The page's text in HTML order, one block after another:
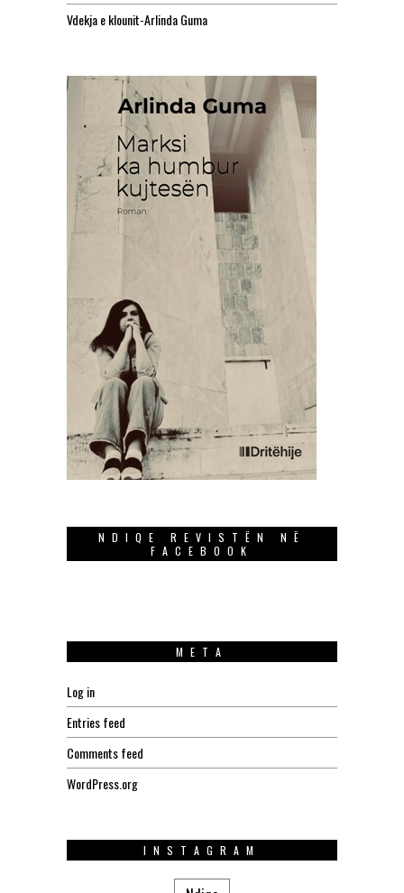
Vdekja e klounit-Arlinda Guma
NDIQE REVISTËN NË
FACEBOOK
META
Log in
Entries feed
Comments feed
WordPress.org
INSTAGRAM